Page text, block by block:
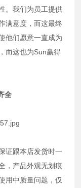
。我们为员工提供
满意度，而这最终
他们愿意一直成为
而这也为Sun赢得
全
证跟本店发货时一
，产品外观无划痕
用中质量问题，仅